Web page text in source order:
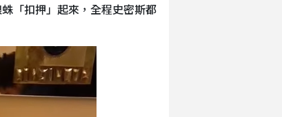
「扣押」起來，全程史密斯都